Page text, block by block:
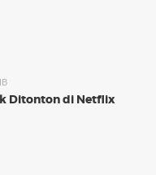
Ditonton di Netflix